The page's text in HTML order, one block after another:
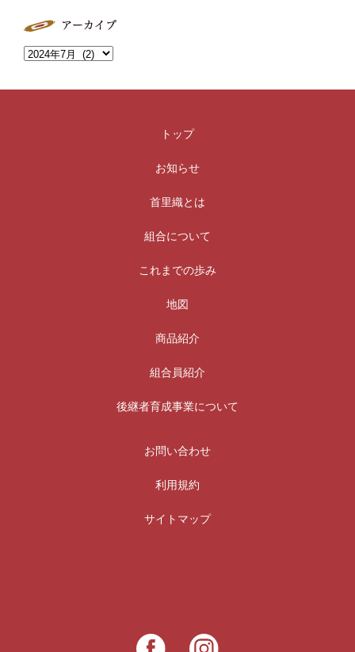
トップ
お知らせ
首里織とは
組合について
これまでの歩み
地図
商品紹介
組合員紹介
後継者育成事業について
お問い合わせ
利用規約
サイトマップ